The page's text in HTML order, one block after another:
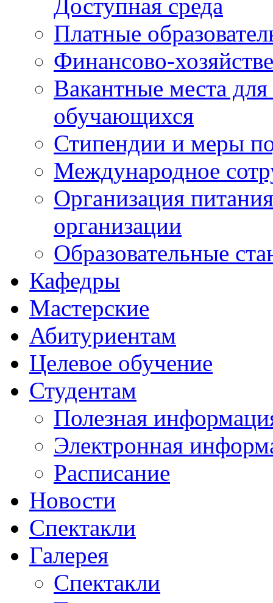
Доступная среда
Платные
Финансово-
Вакантные места
обучающихся
Стипендии и меры
Международное
Организация
организации
Образовательные
Кафедры
Мастерские
Абитуриентам
Целевое обучение
Студентам
Полезная
Электронная
Расписание
Новости
Спектакли
Галерея
Спектакли